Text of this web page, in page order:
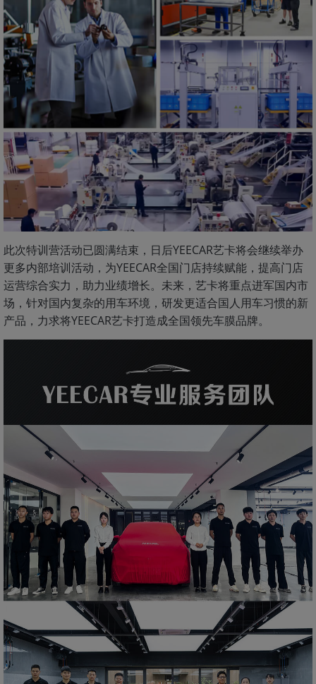
此次特训营活动已圆满结束，日后YEECAR艺卡将会继续举办
更多内部培训活动，为YEECAR全国门店持续赋能，提高门店
运营综合实力，助力业绩增长。未来，艺卡将重点进军国内市
场，针对国内复杂的用车环境，研发更适合国人用车习惯的新
产品，力求将YEECAR艺卡打造成全国领先车膜品牌。